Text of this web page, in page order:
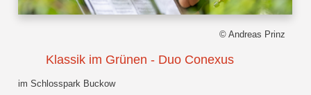
© Andreas Prinz
Klassik im Grünen - Duo Conexus
im Schlosspark Buckow